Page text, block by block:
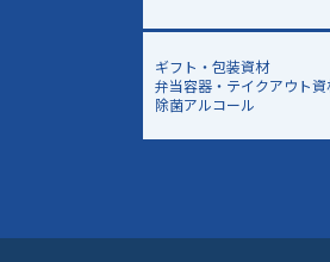
ギフト・包装資材
弁当容器・テイクアウト資
除菌アルコール